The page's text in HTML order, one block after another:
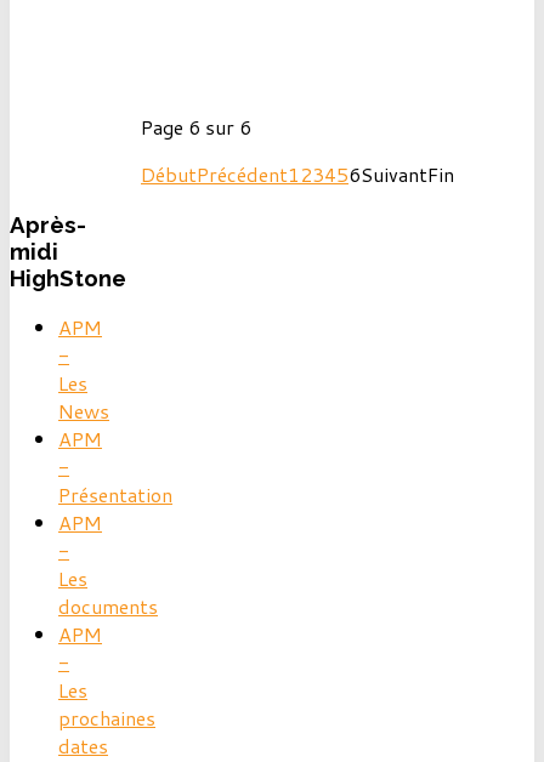
Page 6 sur 6
DébutPrécédent123456SuivantFin
Après-
midi
HighStone
APM
-
Les
News
APM
-
Présentation
APM
-
Les
documents
APM
-
Les
prochaines
dates